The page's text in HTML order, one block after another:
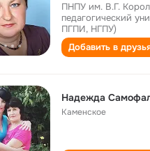
ПНПУ им. В.Г.
педагогический
ПГПИ, НГПУ)
Добавить в
Надежда
Каменское